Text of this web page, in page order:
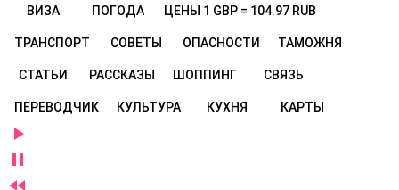
ВИЗА ПОГОДА ЦЕНЫ 1 GBP = 104.97 RUB
ТРАНСПОРТ СОВЕТЫ ОПАСНОСТИ ТАМОЖНЯ
СТАТЬИ РАССКАЗЫ ШОППИНГ СВЯЗЬ
ПЕРЕВОДЧИК КУЛЬТУРА КУХНЯ КАРТЫ


